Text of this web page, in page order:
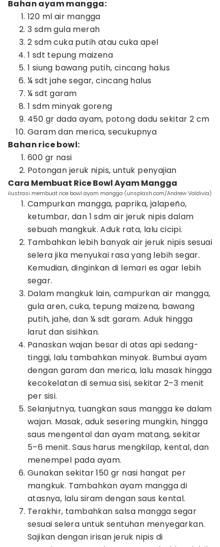
Bahan ayam mangga:
120 ml air mangga
3 sdm gula merah
2 sdm cuka putih atau cuka apel
1 sdt tepung maizena
1 siung bawang putih, cincang halus
¼ sdt jahe segar, cincang halus
¼ sdt garam
1 sdm minyak goreng
450 gr dada ayam, potong dadu sekitar 2 cm
Garam dan merica, secukupnya
Bahan rice bowl:
600 gr nasi
Potongan jeruk nipis, untuk penyajian
Cara Membuat Rice Bowl Ayam Mangga
ilustrasi membuat rice bowl ayam mangga (unsplash.com/Andrew Valdivia)
Campurkan mangga, paprika, jalapeño,
ketumbar, dan 1 sdm air jeruk nipis dalam
sebuah mangkuk. Aduk rata, lalu cicipi.
Tambahkan lebih banyak air jeruk nipis sesuai
selera jika menyukai rasa yang lebih segar.
Kemudian, dinginkan di lemari es agar lebih
segar.
Dalam mangkuk lain, campurkan air mangga,
gula aren, cuka, tepung maizena, bawang
putih, jahe, dan ¼ sdt garam. Aduk hingga
larut dan sisihkan.
Panaskan wajan besar di atas api sedang-
tinggi, lalu tambahkan minyak. Bumbui ayam
dengan garam dan merica, lalu masak hingga
kecokelatan di semua sisi, sekitar 2–3 menit
per sisi.
Selanjutnya, tuangkan saus mangga ke dalam
wajan. Masak, aduk sesering mungkin, hingga
saus mengental dan ayam matang, sekitar
5–6 menit. Saus harus mengkilap, kental, dan
menempel pada ayam.
Gunakan sekitar 150 gr nasi hangat per
mangkuk. Tambahkan ayam mangga di
atasnya, lalu siram dengan saus kental.
Terakhir, tambahkan salsa mangga segar
sesuai selera untuk sentuhan menyegarkan.
Sajikan dengan irisan jeruk nipis di